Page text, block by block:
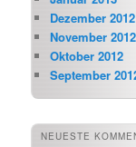
Dezember 2012
November 2012
Oktober 2012
September
NEUESTE